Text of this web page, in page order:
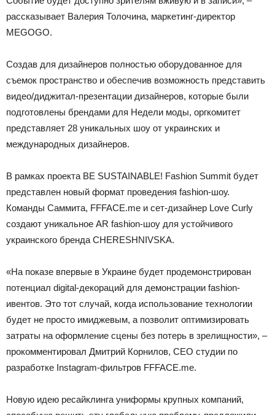
рассказывает Валерия Толочина, маркетинг-директор
MEGOGO.
Создав для дизайнеров полностью оборудованное для
съемок пространство и обеспечив возможность представить
видео/диджитал-презентации дизайнеров, которые были
подготовлены брендами для Недели моды, оргкомитет
представляет 28 уникальных шоу от украинских и
международных дизайнеров.
В рамках проекта BE SUSTAINABLE! Fashion Summit будет
представлен новый формат проведения fashion-шоу.
Команды Саммита, FFFACE.me и сет-дизайнер Love Curly
создают уникальное AR fashion-шоу для устойчивого
украинского бренда СHERESHNIVSKA.
«На показе впервые в Украине будет продемонстрирован
потенциал digital-декораций для демонстрации fashion-
ивентов. Это тот случай, когда использование технологии
будет не просто имиджевым, а позволит оптимизировать
затраты на оформление сцены без потерь в зрелищности», –
прокомментировал Дмитрий Корнилов, CEO студии по
разработке Instagram-фильтров FFFACE.me.
Новую идею ресайклинга униформы крупных компаний,